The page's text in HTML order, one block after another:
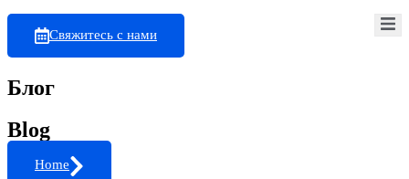
Свяжитесь с нами
Блог
Blog
Home